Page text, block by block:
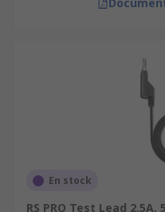
En stock
RS PRO Test Lead 2.5A,